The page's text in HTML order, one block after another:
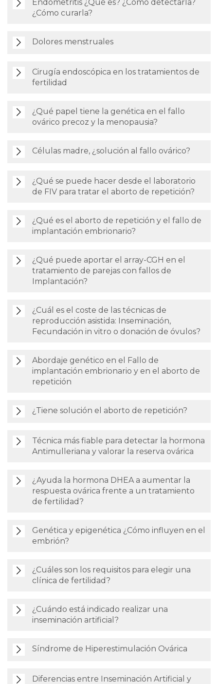
Endometritis ¿Qué es? ¿Cómo detectarla?
¿Cómo curarla?
Dolores menstruales
Cirugía endoscópica en los tratamientos de
fertilidad
¿Qué papel tiene la genética en el fallo
ovárico precoz y la menopausia?
Células madre, ¿solución al fallo ovárico?
¿Qué se puede hacer desde el laboratorio
de FIV para tratar el aborto de repetición?
¿Qué es el aborto de repetición y el fallo de
implantación embrionario?
¿Qué puede aportar el array-CGH en el
tratamiento de parejas con fallos de
Implantación?
¿Cuál es el coste de las técnicas de
reproducción asistida: Inseminación,
Fecundación in vitro o donación de óvulos?
Abordaje genético en el Fallo de
implantación embrionario y en el aborto de
repetición
¿Tiene solución el aborto de repetición?
Técnica más fiable para detectar la hormona
Antimulleriana y valorar la reserva ovárica
¿Ayuda la hormona DHEA a aumentar la
respuesta ovárica frente a un tratamiento
de fertilidad?
Genética y epigenética ¿Cómo influyen en el
embrión?
¿Cuáles son los requisitos para elegir una
clínica de fertilidad?
¿Cuándo está indicado realizar una
inseminación artificial?
Síndrome de Hiperestimulación Ovárica
Diferencias entre Inseminación Artificial y